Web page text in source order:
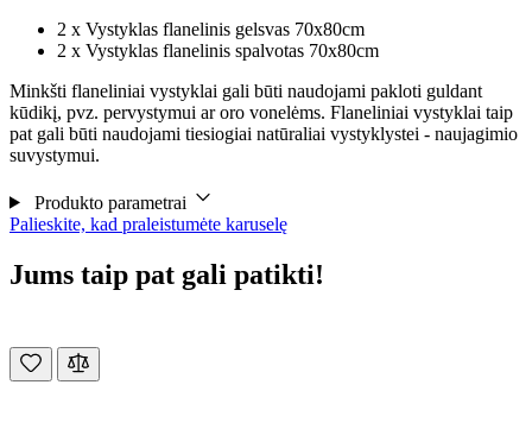
2 x Vystyklas flanelinis gelsvas 70x80cm
2 x Vystyklas flanelinis spalvotas 70x80cm
Minkšti flaneliniai vystyklai gali būti naudojami pakloti guldant
kūdikį, pvz. pervystymui ar oro vonelėms. Flaneliniai vystyklai taip
pat gali būti naudojami tiesiogiai natūraliai vystyklystei - naujagimio
suvystymui.
Produkto parametrai
Palieskite, kad praleistumėte karuselę
Jums taip pat gali patikti!